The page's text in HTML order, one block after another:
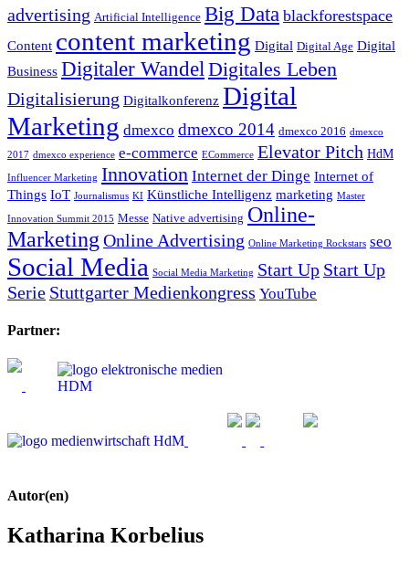
advertising Artificial Intelligence Big Data blackforestspace
Content content marketing Digital Digital Age Digital
Business Digitaler Wandel Digitales Leben
Digitalisierung Digitalkonferenz Digital
Marketing dmexco dmexco 2014 dmexco 2016 dmexco
2017 dmexco experience e-commerce ECommerce Elevator Pitch HdM
Influencer Marketing Innovation Internet der Dinge Internet of
Things IoT Journalismus KI Künstliche Intelligenz marketing Master
Innovation Summit 2015 Messe Native advertising Online-
Marketing Online Advertising Online Marketing Rockstars seo
Social Media Social Media Marketing Start Up Start Up
Serie Stuttgarter Medienkongress YouTube
Partner:
Autor(en)
Katharina Korbelius